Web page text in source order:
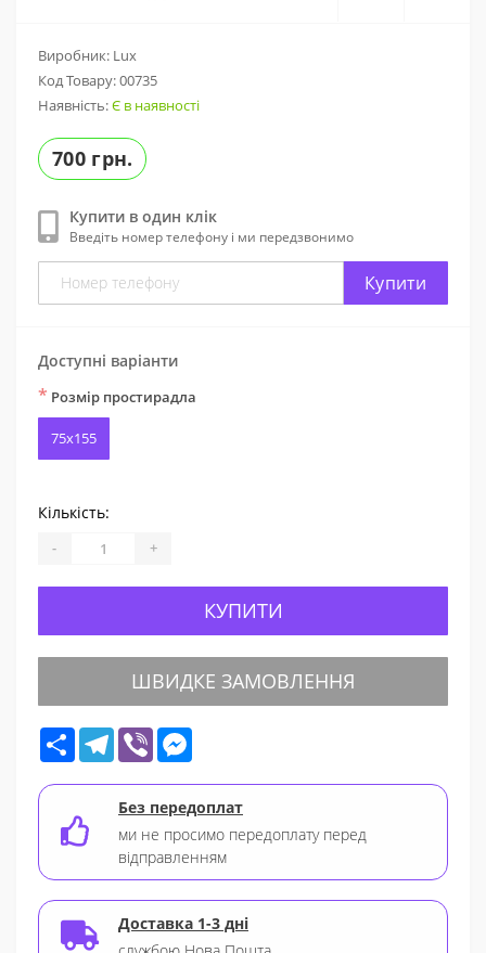
Виробник: Lux
Код Товару:00735
Наявність:Є в наявності
700 грн.
Купити в один клік
Введіть номер телефону і ми передзвонимо
Купити
Доступні варіанти
* Розмір простирадла
75x155
Кількість:
- +
КУПИТИ
ШВИДКЕ ЗАМОВЛЕННЯ
Share Telegram
Viber
Без передоплат
ми не просимо передоплату перед
відправленням
Доставка 1-3 дні